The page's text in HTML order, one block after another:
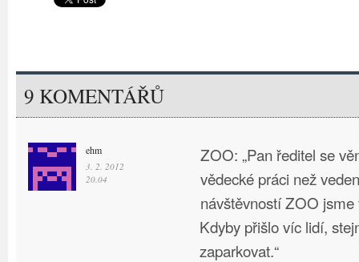
9 KOMENTÁŘŮ
ehm
3. 2. 2012
20.04
ZOO: „Pan ředitel se
vědecké práci než
návštěvností ZOO
Kdyby přišlo víc lidí,
zaparkovat.“